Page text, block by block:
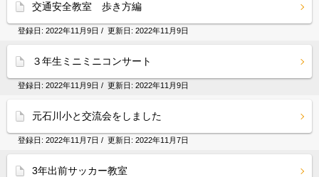
交通安全教室 歩き方編
登録日: 2022年11月9日 / 更新日: 2022年11月9日
３年生ミニミニコンサート
登録日: 2022年11月9日 / 更新日: 2022年11月9日
元石川小と交流会をしました
登録日: 2022年11月7日 / 更新日: 2022年11月7日
3年出前サッカー教室